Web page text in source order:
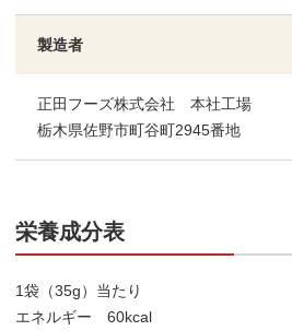
製造者
正田フーズ株式会社 本社工場
栃木県佐野市町谷町2945番地
栄養成分表
1袋（35g）当たり
エネルギー 60kcal